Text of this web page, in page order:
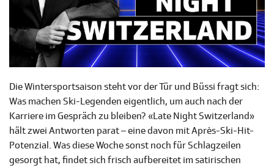
Die Wintersportsaison steht vor der Tür und Büssi fragt sich:
Was machen Ski-Legenden eigentlich, um auch nach der
Karriere im Gespräch zu bleiben? «Late Night Switzerland»
hält zwei Antworten parat – eine davon mit Après-Ski-Hit-
Potenzial. Was diese Woche sonst noch für Schlagzeilen
gesorgt hat, findet sich frisch aufbereitet im satirischen